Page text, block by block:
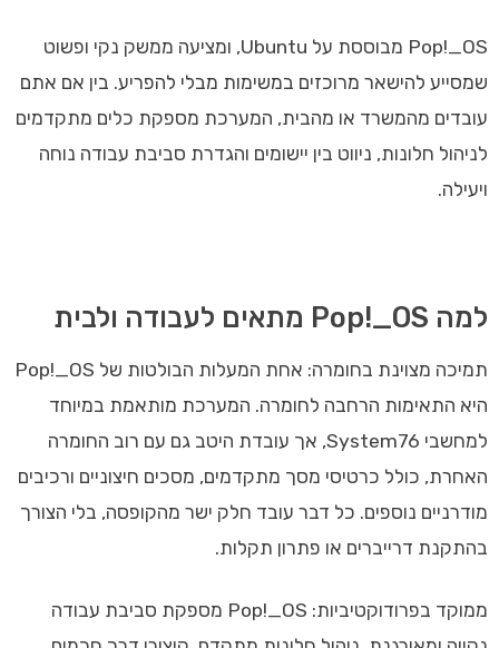
Pop!_OS מבוססת על Ubuntu, ומציעה ממשק נקי ופשוט
שמסייע להישאר מרוכזים במשימות מבלי להפריע. בין אם אתם
עובדים מהמשרד או מהבית, המערכת מספקת כלים מתקדמים
לניהול חלונות, ניווט בין יישומים והגדרת סביבת עבודה נוחה
ויעילה.
למה Pop!_OS מתאים לעבודה ולבית
תמיכה מצוינת בחומרה: אחת המעלות הבולטות של Pop!_OS
היא התאימות הרחבה לחומרה. המערכת מותאמת במיוחד
למחשבי System76, אך עובדת היטב גם עם רוב החומרה
האחרת, כולל כרטיסי מסך מתקדמים, מסכים חיצוניים ורכיבים
מודרניים נוספים. כל דבר עובד חלק ישר מהקופסה, בלי הצורך
בהתקנת דרייברים או פתרון תקלות.
ממוקד בפרודוקטיביות: Pop!_OS מספקת סביבת עבודה